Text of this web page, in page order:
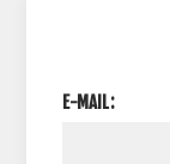
E-MAIL: